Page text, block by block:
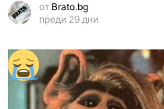
от Brato.bg
преди 29 дни